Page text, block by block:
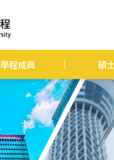
學程成員 碩